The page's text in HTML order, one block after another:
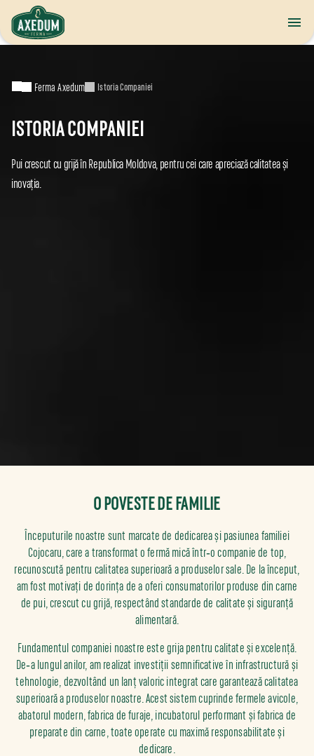
Ferma Axedum Istoria Companiei
ISTORIA COMPANIEI
Pui crescut cu grijă în Republica Moldova, pentru cei care apreciază calitatea și
inovația.
O POVESTE DE FAMILIE
Începuturile noastre sunt marcate de dedicarea și pasiunea familiei
Cojocaru, care a transformat o fermă mică într‐o companie de top,
recunoscută pentru calitatea superioară a produselor sale. De la început,
am fost motivați de dorința de a oferi consumatorilor produse din carne
de pui, crescut cu grijă, respectând standarde de calitate și siguranță
alimentară.
Fundamentul companiei noastre este grija pentru calitate și excelență.
De‐a lungul anilor, am realizat investiții semnificative în infrastructură și
tehnologie, dezvoltând un lanț valoric integrat care garantează calitatea
superioară a produselor noastre. Acest sistem cuprinde fermele avicole,
abatorul modern, fabrica de furaje, incubatorul performant și fabrica de
preparate din carne, toate operate cu maximă responsabilitate și
dedicare.